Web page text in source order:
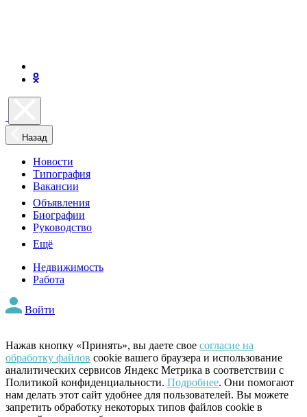
Назад
Новости
Типография
Вакансии
Объявления
Биографии
Руководство
Ещё
Недвижимость
Работа
Войти
Нажав кнопку «Принять», вы даете свое согласие на
обработку файлов cookie вашего браузера и использование
аналитических сервисов Яндекс Метрика в соответствии с
Политикой конфиденциальности. Подробнее. Они помогают
нам делать этот сайт удобнее для пользователей. Вы можете
запретить обработку некоторых типов файлов cookie в